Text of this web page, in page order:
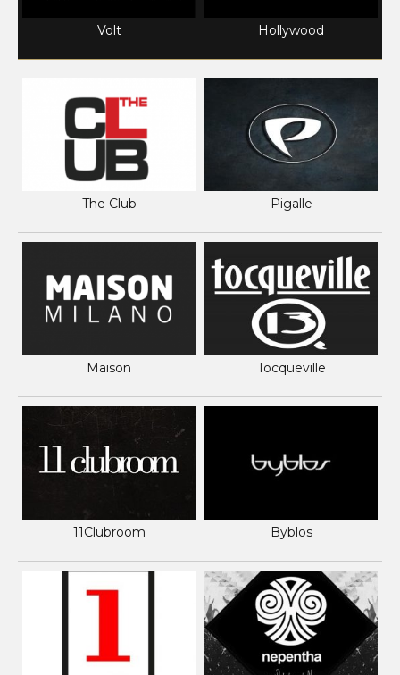
Volt Hollywood
The Club Pigalle
Maison Tocqueville
11Clubroom Byblos